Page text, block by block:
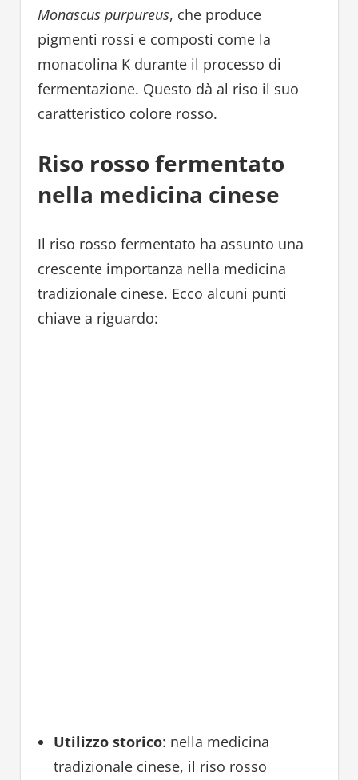
Monascus purpureus, che produce
pigmenti rossi e composti come la
monacolina K durante il processo di
fermentazione. Questo dà al riso il suo
caratteristico colore rosso.
Riso rosso fermentato
nella medicina cinese
Il riso rosso fermentato ha assunto una
crescente importanza nella medicina
tradizionale cinese. Ecco alcuni punti
chiave a riguardo:
Utilizzo storico: nella medicina
tradizionale cinese, il riso rosso